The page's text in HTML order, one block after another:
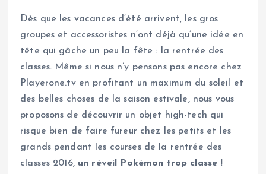
Dès que les vacances d’été arrivent, les gros
groupes et accessoristes n’ont déjà qu’une idée en
tête qui gâche un peu la fête : la rentrée des
classes. Même si nous n’y pensons pas encore chez
Playerone.tv en profitant un maximum du soleil et
des belles choses de la saison estivale, nous vous
proposons de découvrir un objet high-tech qui
risque bien de faire fureur chez les petits et les
grands pendant les courses de la rentrée des
classes 2016, un réveil Pokémon trop classe !